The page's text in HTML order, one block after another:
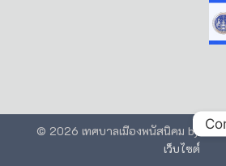
© 2026 เทศบาลเมืองพนัสนิคม by
เว็บไซต์